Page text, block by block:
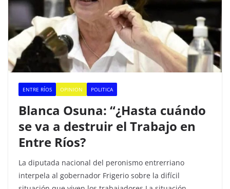
ENTRE RÍOS OPINION POLITICA
Blanca Osuna: “¿Hasta cuándo
se va a destruir el Trabajo en
Entre Ríos?
La diputada nacional del peronismo entrerriano
interpela al gobernador Frigerio sobre la difícil